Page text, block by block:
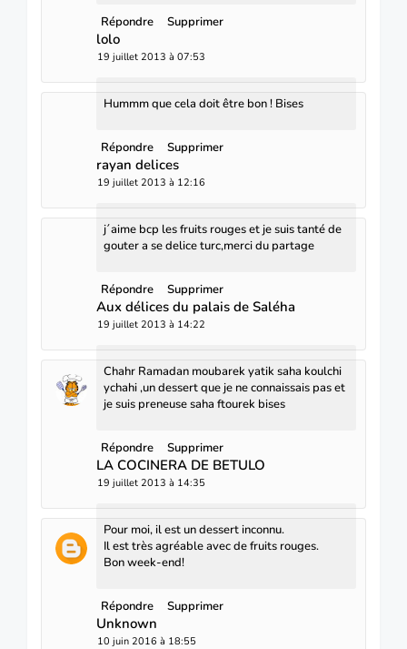
Répondre Supprimer
lolo
19 juillet 2013 à 07:53
Hummm que cela doit être bon ! Bises
Répondre Supprimer
rayan delices
19 juillet 2013 à 12:16
j´aime bcp les fruits rouges et je suis tanté de
gouter a se delice turc,merci du partage
Répondre Supprimer
Aux délices du palais de Saléha
19 juillet 2013 à 14:22
Chahr Ramadan moubarek yatik saha koulchi
ychahi ,un dessert que je ne connaissais pas et
je suis preneuse saha ftourek bises
Répondre Supprimer
LA COCINERA DE BETULO
19 juillet 2013 à 14:35
Pour moi, il est un dessert inconnu.
Il est très agréable avec de fruits rouges.
Bon week-end!
Répondre Supprimer
Unknown
10 juin 2016 à 18:55